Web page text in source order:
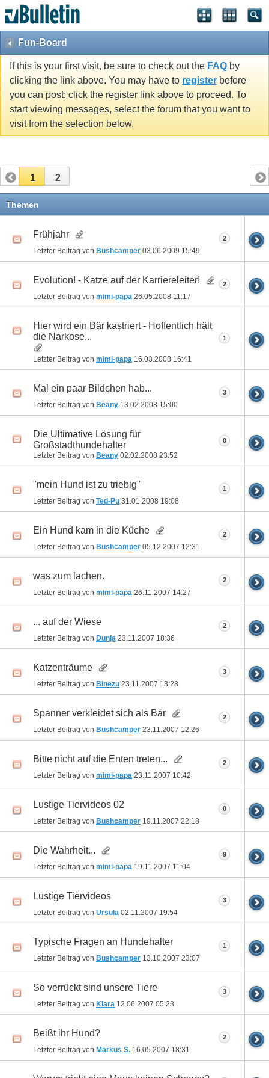
Fun-Board
If this is your first visit, be sure to check out the FAQ by
clicking the link above. You may have to register before
you can post: click the register link above to proceed. To
start viewing messages, select the forum that you want to
visit from the selection below.
1 2
Themen
Frühjahr
Letzter Beitrag von Bushcamper 03.06.2009 15:49
2
Evolution! - Katze auf der Karriereleiter!
Letzter Beitrag von mimi-papa 26.05.2008 11:17
2
Hier wird ein Bär kastriert - Hoffentlich hält
die Narkose...
Letzter Beitrag von mimi-papa 16.03.2008 16:41
1
Mal ein paar Bildchen hab...
Letzter Beitrag von Beany 13.02.2008 15:00
3
Die Ultimative Lösung für
Großstadthundehalter
Letzter Beitrag von Beany 02.02.2008 23:52
0
"mein Hund ist zu triebig"
Letzter Beitrag von Ted-Pu 31.01.2008 19:08
1
Ein Hund kam in die Küche
Letzter Beitrag von Bushcamper 05.12.2007 12:31
2
was zum lachen.
Letzter Beitrag von mimi-papa 26.11.2007 14:27
2
... auf der Wiese
Letzter Beitrag von Dunja 23.11.2007 18:36
2
Katzenträume
Letzter Beitrag von Binezu 23.11.2007 13:28
3
Spanner verkleidet sich als Bär
Letzter Beitrag von Bushcamper 23.11.2007 12:26
2
Bitte nicht auf die Enten treten...
Letzter Beitrag von mimi-papa 23.11.2007 10:42
2
Lustige Tiervideos 02
Letzter Beitrag von Bushcamper 19.11.2007 22:18
0
Die Wahrheit...
Letzter Beitrag von mimi-papa 19.11.2007 11:04
9
Lustige Tiervideos
Letzter Beitrag von Ursula 02.11.2007 19:54
3
Typische Fragen an Hundehalter
Letzter Beitrag von Bushcamper 13.10.2007 23:07
1
So verrückt sind unsere Tiere
Letzter Beitrag von Kiara 12.06.2007 05:23
3
Beißt ihr Hund?
Letzter Beitrag von Markus S. 16.05.2007 18:31
2